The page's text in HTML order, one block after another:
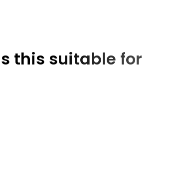
this suitable for